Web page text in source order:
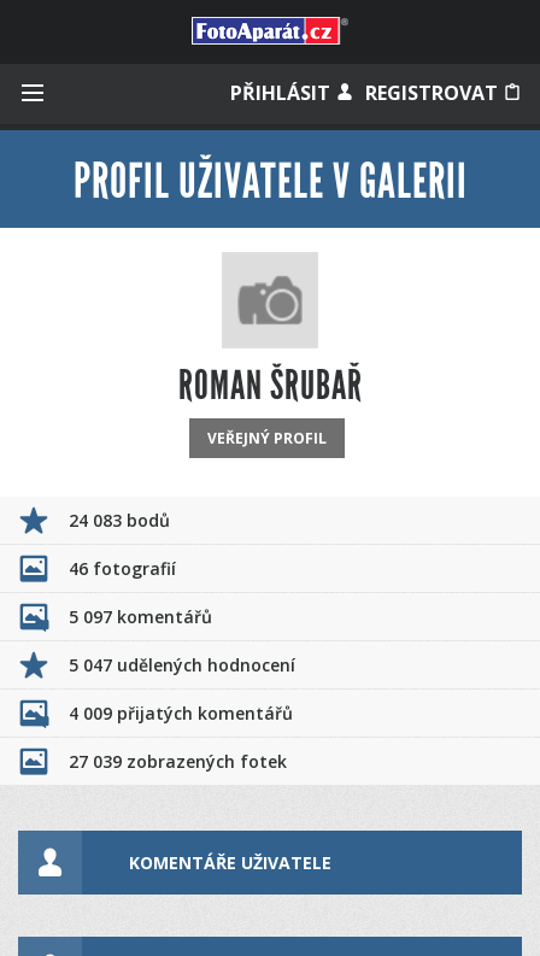
PŘIHLÁSIT REGISTROVAT
Zapomněli jste heslo?
Měli jste účet na starém webu?
PROFIL UŽIVATELE V GALERII
ROMAN ŠRUBAŘ
VEŘEJNÝ PROFIL
24 083 bodů
46 fotografií
5 097 komentářů
5 047 udělených hodnocení
4 009 přijatých komentářů
27 039 zobrazených fotek
KOMENTÁŘE UŽIVATELE